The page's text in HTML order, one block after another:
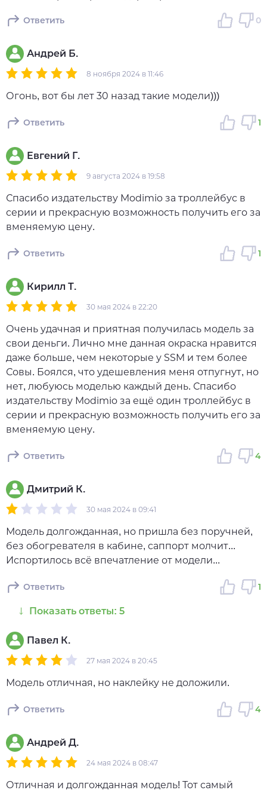
Ответить 0
Андрей Б.
8 ноября 2024 в 11:46
Огонь, вот бы лет 30 назад такие модели)))
Ответить 1
Евгений Г.
9 августа 2024 в 19:58
Спасибо издательству Modimio за троллейбус в
серии и прекрасную возможность получить его за
вменяемую цену.
Ответить 1
Кирилл Т.
30 мая 2024 в 22:20
Очень удачная и приятная получилась модель за
свои деньги. Лично мне данная окраска нравится
даже больше, чем некоторые у SSM и тем более
Совы. Боялся, что удешевления меня отпугнут, но
нет, любуюсь моделью каждый день. Спасибо
издательству Modimio за ещё один троллейбус в
серии и прекрасную возможность получить его за
вменяемую цену.
Ответить 4
Дмитрий К.
30 мая 2024 в 09:41
Модель долгожданная, но пришла без поручней,
без обогревателя в кабине, саппорт молчит...
Испортилось всё впечатление от модели...
Ответить 1
Показать ответы: 5
Павел К.
27 мая 2024 в 20:45
Модель отличная, но наклейку не доложили.
Ответить 4
Андрей Д.
24 мая 2024 в 08:47
Отличная и долгожданная модель! Тот самый